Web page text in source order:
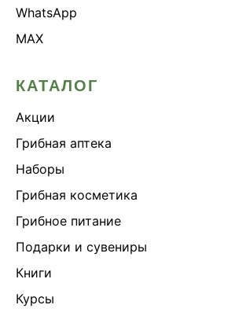
WhatsApp
MAX
КАТАЛОГ
Акции
Грибная аптека
Наборы
Грибная косметика
Грибное питание
Подарки и сувениры
Книги
Курсы